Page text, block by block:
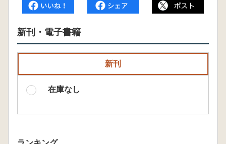
新刊・電子書籍
新刊
在庫なし